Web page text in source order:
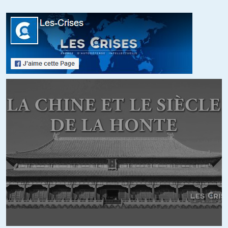
FifiBrind_acier //31.03.2015 à 07h00
Personne ne dit mot du gaz grec…
Les Grecs dorment sur des réserves supérieures à celles de l’ Iran.
news-515192
Mais c’est une entreprise américaine Noble Energy qui s’y
intéresse, elle propose un contrat léonin : 20% pour les Grecs, 20 %
pour les Turcs et le reste pour elle.
+11 ALERTER
lorsi//31.03.2015 à 06h25